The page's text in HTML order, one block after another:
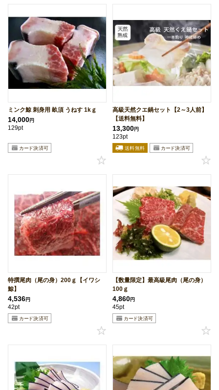
ミンク鯨 刺身用 畝須 うねす 1kｇ
14,000円
129pt
高級天然クエ鍋セット【2～3人前】
【送料無料】
13,300円
123pt
特撰尾肉（尾の身）200ｇ【イワシ
鯨】
4,536円
42pt
【数量限定】最高級尾肉（尾の身）
100ｇ
4,860円
45pt